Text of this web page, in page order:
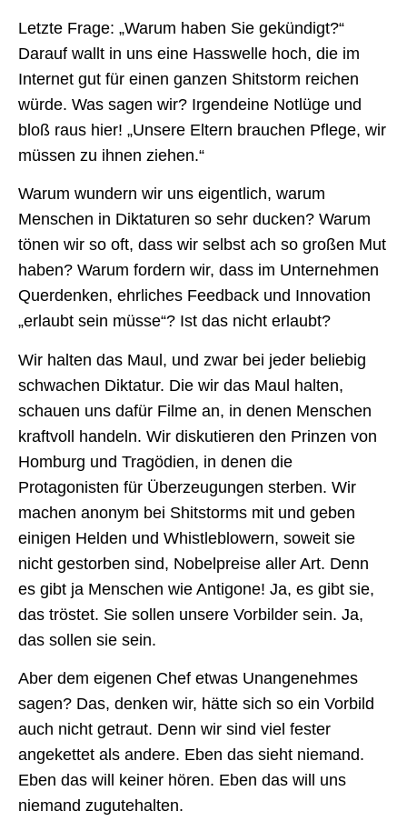
Letzte Frage: „Warum haben Sie gekündigt?“
Darauf wallt in uns eine Hasswelle hoch, die im
Internet gut für einen ganzen Shitstorm reichen
würde. Was sagen wir? Irgendeine Notlüge und
bloß raus hier! „Unsere Eltern brauchen Pflege, wir
müssen zu ihnen ziehen.“
Warum wundern wir uns eigentlich, warum
Menschen in Diktaturen so sehr ducken? Warum
tönen wir so oft, dass wir selbst ach so großen Mut
haben? Warum fordern wir, dass im Unternehmen
Querdenken, ehrliches Feedback und Innovation
„erlaubt sein müsse“? Ist das nicht erlaubt?
Wir halten das Maul, und zwar bei jeder beliebig
schwachen Diktatur. Die wir das Maul halten,
schauen uns dafür Filme an, in denen Menschen
kraftvoll handeln. Wir diskutieren den Prinzen von
Homburg und Tragödien, in denen die
Protagonisten für Überzeugungen sterben. Wir
machen anonym bei Shitstorms mit und geben
einigen Helden und Whistleblowern, soweit sie
nicht gestorben sind, Nobelpreise aller Art. Denn
es gibt ja Menschen wie Antigone! Ja, es gibt sie,
das tröstet. Sie sollen unsere Vorbilder sein. Ja,
das sollen sie sein.
Aber dem eigenen Chef etwas Unangenehmes
sagen? Das, denken wir, hätte sich so ein Vorbild
auch nicht getraut. Denn wir sind viel fester
angekettet als andere. Eben das sieht niemand.
Eben das will keiner hören. Eben das will uns
niemand zugutehalten.